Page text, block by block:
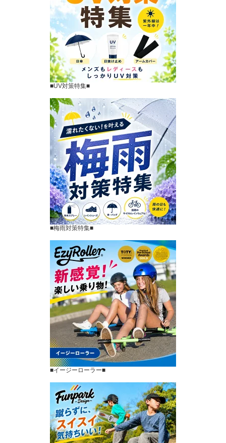
■UV対策特集■
■梅雨対策特集■
■イージーローラー■